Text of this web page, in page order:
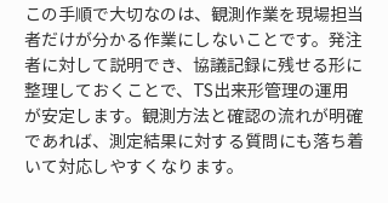
この手順で大切なのは、観測作業を現場担当
者だけが分かる作業にしないことです。発注
者に対して説明でき、協議記録に残せる形に
整理しておくことで、TS出来形管理の運用
が安定します。観測方法と確認の流れが明確
であれば、測定結果に対する質問にも落ち着
いて対応しやすくなります。